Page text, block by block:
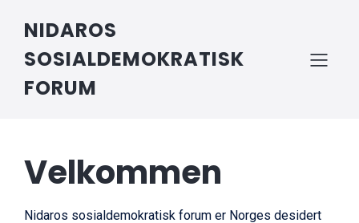
NIDAROS
SOSIALDEMOKRATISK
FORUM
Velkommen
Nidaros sosialdemokratisk forum er Norges desidert